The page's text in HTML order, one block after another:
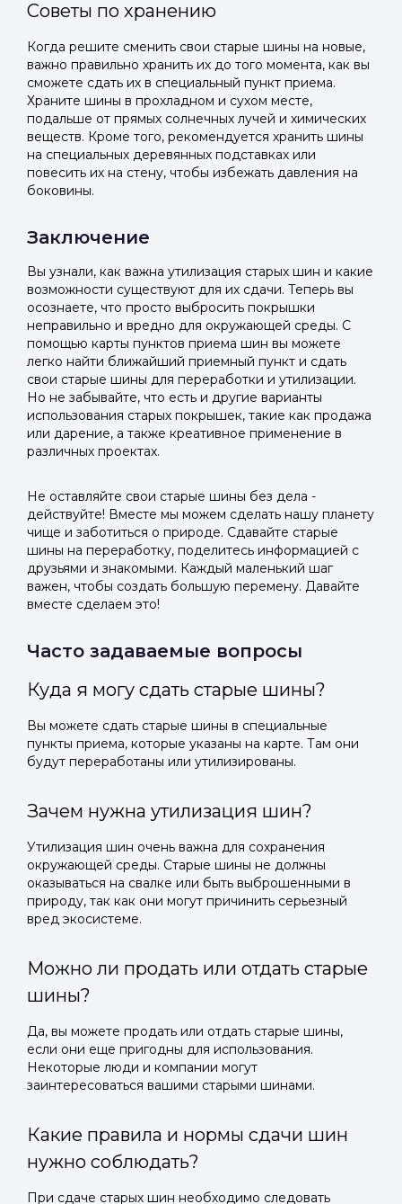
Советы по хранению
Когда решите сменить свои старые шины на новые,
важно правильно хранить их до того момента, как вы
сможете сдать их в специальный пункт приема.
Храните шины в прохладном и сухом месте,
подальше от прямых солнечных лучей и химических
веществ. Кроме того, рекомендуется хранить шины
на специальных деревянных подставках или
повесить их на стену, чтобы избежать давления на
боковины.
Заключение
Вы узнали, как важна утилизация старых шин и какие
возможности существуют для их сдачи. Теперь вы
осознаете, что просто выбросить покрышки
неправильно и вредно для окружающей среды. С
помощью карты пунктов приема шин вы можете
легко найти ближайший приемный пункт и сдать
свои старые шины для переработки и утилизации.
Но не забывайте, что есть и другие варианты
использования старых покрышек, такие как продажа
или дарение, а также креативное применение в
различных проектах.
Не оставляйте свои старые шины без дела -
действуйте! Вместе мы можем сделать нашу планету
чище и заботиться о природе. Сдавайте старые
шины на переработку, поделитесь информацией с
друзьями и знакомыми. Каждый маленький шаг
важен, чтобы создать большую перемену. Давайте
вместе сделаем это!
Часто задаваемые вопросы
Куда я могу сдать старые шины?
Вы можете сдать старые шины в специальные
пункты приема, которые указаны на карте. Там они
будут переработаны или утилизированы.
Зачем нужна утилизация шин?
Утилизация шин очень важна для сохранения
окружающей среды. Старые шины не должны
оказываться на свалке или быть выброшенными в
природу, так как они могут причинить серьезный
вред экосистеме.
Можно ли продать или отдать старые
шины?
Да, вы можете продать или отдать старые шины,
если они еще пригодны для использования.
Некоторые люди и компании могут
заинтересоваться вашими старыми шинами.
Какие правила и нормы сдачи шин
нужно соблюдать?
При сдаче старых шин необходимо следовать